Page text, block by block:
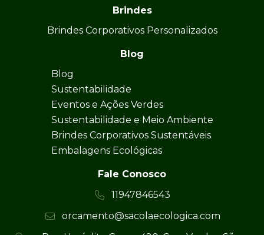
Brindes
Brindes Corporativos Personalizados
Blog
Blog
Sustentabilidade
Eventos e Ações Verdes
Sustentabilidade e Meio Ambiente
Brindes Corporativos Sustentáveis
Embalagens Ecológicas
Fale Conosco
11947846543
orcamento@sacolaecologica.com